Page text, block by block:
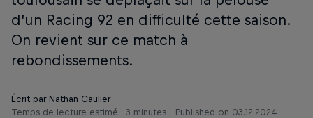
d’un Racing 92 en difficulté cette saison.
On revient sur ce match à
rebondissements.
Écrit par Nathan Caulier
Temps de lecture estimé : 3 minutes
Published on 03.12.2024 ·